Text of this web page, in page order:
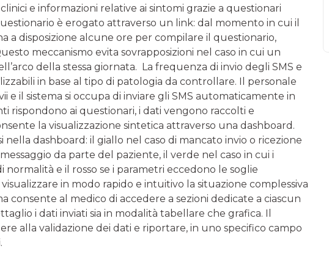
e informa­zioni relative ai sintomi grazie a questionari
è erogato attraverso un link: dal momento in cui il
a disposizione alcune ore per compilare il questionario,
meccanismo evita sovrapposizioni nel caso in cui un
della stessa giornata. La frequenza di invio degli SMS e
in base al tipo di pato­logia da controllare. Il personale
e il sistema si occupa di inviare gli SMS automaticamente in
rispondono ai questionari, i dati vengono raccolti e
la visualizzazione sintetica attraverso una dashboard.
dashboard: il giallo nel caso di mancato invio o ricezione
da parte del paziente, il verde nel caso in cui i
e il rosso se i parametri eccedono le soglie
in modo rapido e intuitivo la situazione complessiva
consente al medico di accedere a sezioni dedicate a ciascun
i dati inviati sia in modalità tabellare che grafica. Il
alla validazione dei dati e riportare, in uno specifico campo